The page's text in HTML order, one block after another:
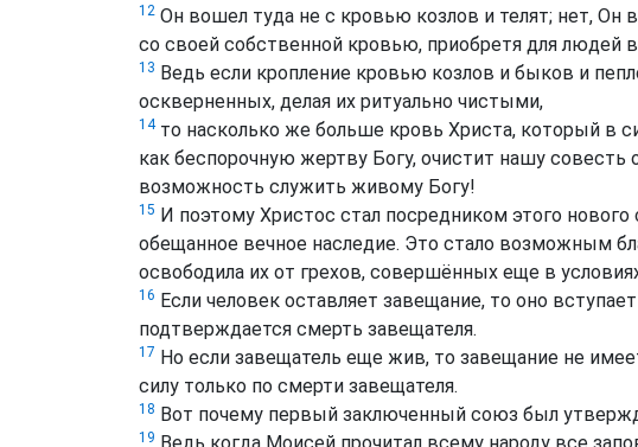
12 Он вошел туда не с кровью козлов и телят; нет, Он
со своей собственной кровью, приобретя для людей
13 Ведь если кропление кровью козлов и быков и
оскверненных, делая их ритуально чистыми,
14то насколько же больше кровь Христа, который в
как беспорочную жертву Богу, очистит нашу совесть
возможность служить живому Богу!
15 И поэтому Христос стал посредником этого
обещанное вечное наследие. Это стало возможным
освободила их от грехов, совершённых еще в
16 Если человек оставляет завещание, то оно
подтверждается смерть завещателя.
17 Но если завещатель еще жив, то завещание не
силу только по смерти завещателя.
18 Вот почему первый заключенный союз был
19